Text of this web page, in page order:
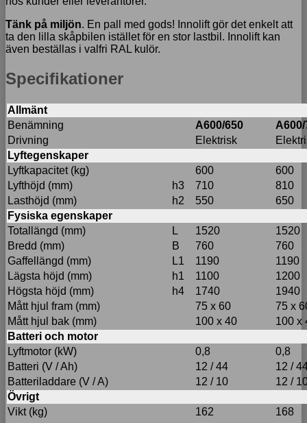
Tänk på miljön. En pall med gods! Innolift gör det enkelt att
ta den lilla skåpbilen istället för en stor lastbil. Innolift kan
även beställas i valfri RAL kulör.
Specifikationer
Allmänt
Benämning
A600/650
Drivning
Elektrisk
Lyftegenskaper
Lyftkapacitet (kg)
600
600
Lyfthöjd (mm)
h3 710
810
Lasthöjd (mm)
h2 550
650
Fysiska egenskaper
Totallängd (mm)
L 1520
1520
Bredd (mm)
B 760
760
Gaffellängd (mm)
L1 1190
1190
Lägsta höjd (mm)
h1 1100
1200
Högsta höjd (mm)
h4 1740
1940
Mått hjul fram (mm)
75 x 60
75 x
Mått hjul bak (mm)
100 x 40
100 x
Batteri och motor
Lyftmotor (kW)
0,8
0,8
Batteri (V / Ah)
12 / 44
12 /
Batteriladdare (V / A)
12 / 10
12 /
Övrigt
Vikt (kg)
162 168